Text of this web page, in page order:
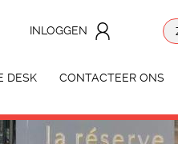
INLOGGEN
DESK CONTACTEER ONS